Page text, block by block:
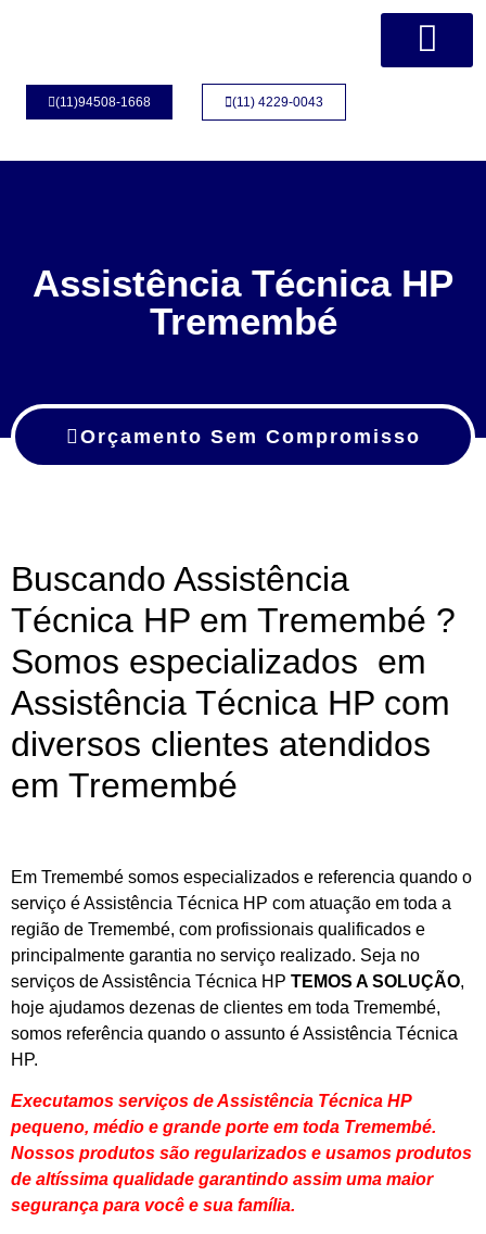
(11)94508-1668 (11) 4229-0043
Assistência Técnica HP
Tremembé
Orçamento Sem Compromisso
Buscando Assistência
Técnica HP em Tremembé ?
Somos especializados em
Assistência Técnica HP com
diversos clientes atendidos
em Tremembé
Em Tremembé somos especializados e referencia quando o
serviço é Assistência Técnica HP com atuação em toda a
região de Tremembé, com profissionais qualificados e
principalmente garantia no serviço realizado. Seja no
serviços de Assistência Técnica HP TEMOS A SOLUÇÃO,
hoje ajudamos dezenas de clientes em toda Tremembé,
somos referência quando o assunto é Assistência Técnica
HP.
Executamos serviços de Assistência Técnica HP
pequeno, médio e grande porte em toda Tremembé.
Nossos produtos são regularizados e usamos produtos
de altíssima qualidade garantindo assim uma maior
segurança para você e sua família.